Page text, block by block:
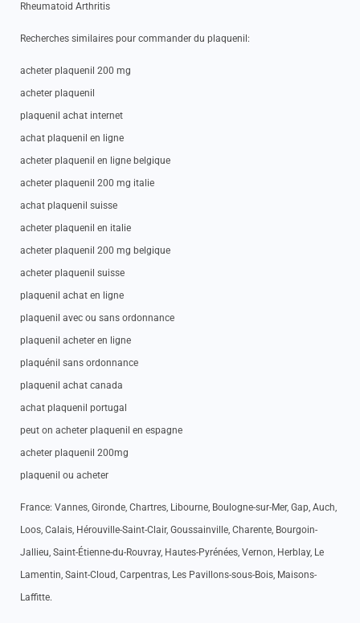
Rheumatoid Arthritis
Recherches similaires pour commander du plaquenil:
acheter plaquenil 200 mg
acheter plaquenil
plaquenil achat internet
achat plaquenil en ligne
acheter plaquenil en ligne belgique
acheter plaquenil 200 mg italie
achat plaquenil suisse
acheter plaquenil en italie
acheter plaquenil 200 mg belgique
acheter plaquenil suisse
plaquenil achat en ligne
plaquenil avec ou sans ordonnance
plaquenil acheter en ligne
plaquénil sans ordonnance
plaquenil achat canada
achat plaquenil portugal
peut on acheter plaquenil en espagne
acheter plaquenil 200mg
plaquenil ou acheter
France: Vannes, Gironde, Chartres, Libourne, Boulogne-sur-Mer, Gap, Auch,
Loos, Calais, Hérouville-Saint-Clair, Goussainville, Charente, Bourgoin-
Jallieu, Saint-Étienne-du-Rouvray, Hautes-Pyrénées, Vernon, Herblay, Le
Lamentin, Saint-Cloud, Carpentras, Les Pavillons-sous-Bois, Maisons-
Laffitte.